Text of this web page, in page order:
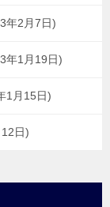
年2月7日
年1月19日
1月15日
日